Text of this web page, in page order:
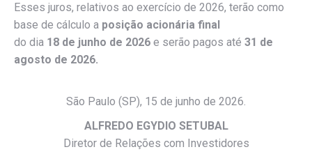
Esses juros, relativos ao exercício de 2026, terão como
base de cálculo a posição acionária final
do dia 18 de junho de 2026 e serão pagos até 31 de
agosto de 2026.
São Paulo (SP), 15 de junho de 2026.
ALFREDO EGYDIO SETUBAL
Diretor de Relações com Investidores